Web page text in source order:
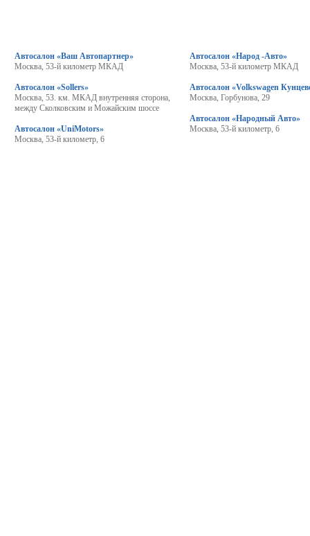
Автосалон «Ваш Автопартнер»
Москва, 53-й километр МКАД
Автосалон «Sollers»
Москва, 53. км. МКАД внутренняя сторона,
между Сколковским и Можайским шоссе
Автосалон «UniMotors»
Москва, 53-й километр, 6
Автосалон «Народ -Авто»
Москва, 53-й километр МКАД
Автосалон «Volkswagen
Москва, Горбунова, 29
Автосалон «Народный Авто»
Москва, 53-й километр, 6